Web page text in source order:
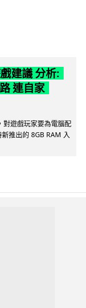
建議 分析:
連自家
遊戲玩家要為電腦配
推出的 8GB RAM 入